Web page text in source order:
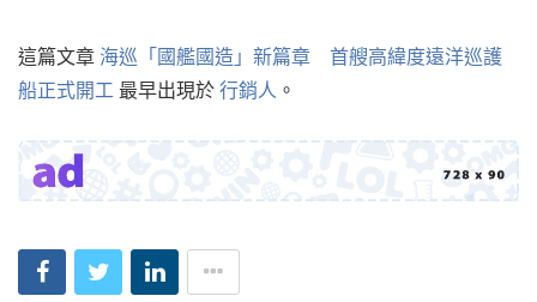
這篇文章 海巡「國艦國造」新篇章 首艘高緯度遠洋巡護
船正式開工 最早出現於 行銷人 。